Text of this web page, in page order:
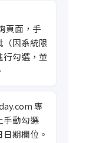
頁面，手
（因系統限
行勾選，並
專
手動勾選
日期欄位。